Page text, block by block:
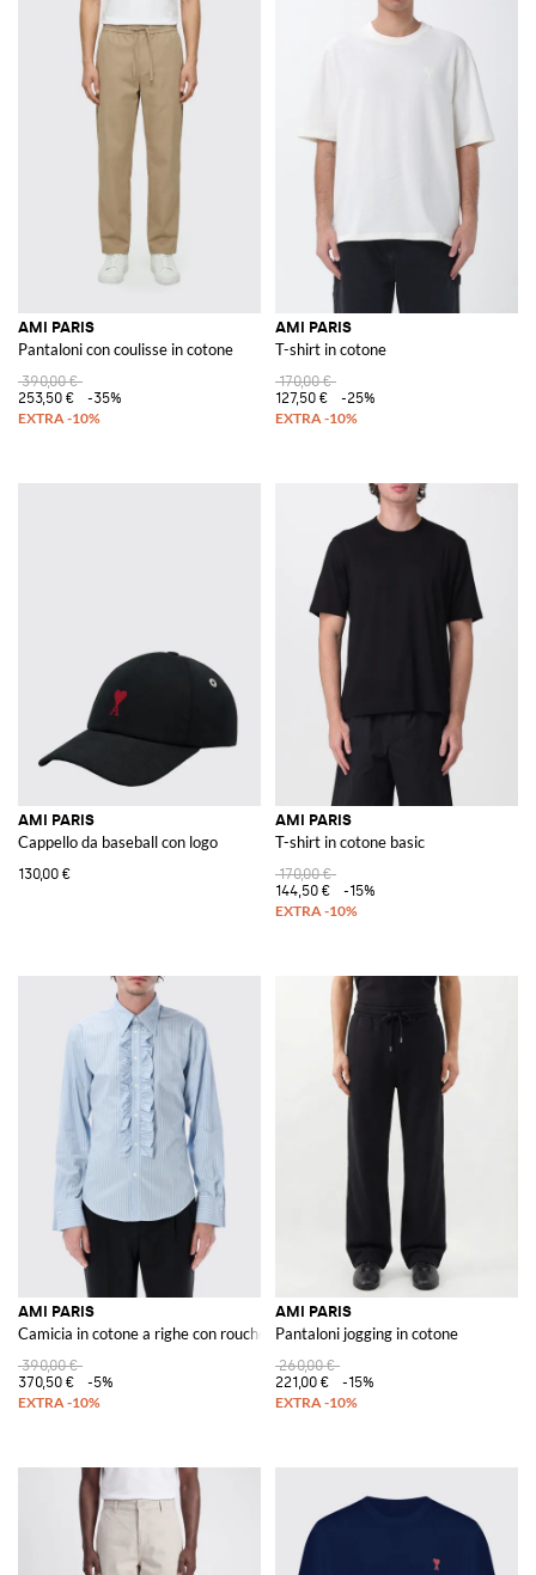
AMI PARIS
Pantaloni con coulisse in cotone
390,00 €
253,50 €
-35%
AMI PARIS
T-shirt in cotone
170,00 €
127,50 €
-25%
AMI PARIS
Cappello da baseball con logo
130,00 €
AMI PARIS
T-shirt in cotone basic
170,00 €
144,50 €
-15%
AMI PARIS
Camicia in cotone a righe con rouches
390,00 €
370,50 €
-5%
AMI PARIS
Pantaloni jogging in cotone
260,00 €
221,00 €
-15%